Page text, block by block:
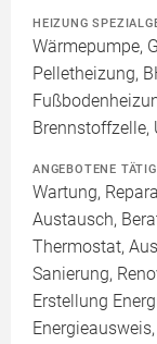
HEIZUNG
Wärmepumpe,
Pelletheizung,
ANGEBOTENE
Wartung,
Austausch,
Thermostat,
Sanierung,
Erstellung